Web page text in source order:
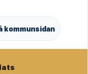
kommunsidan